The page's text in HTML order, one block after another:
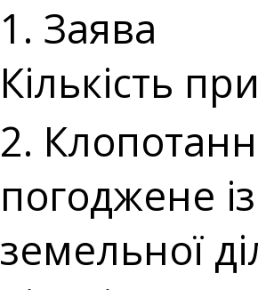
1. Заява
Кількість
2.
погоджене
земельної